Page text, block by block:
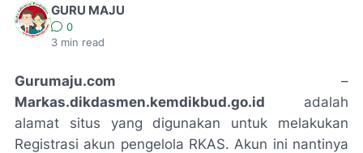
GURU MAJU
0
3 min read
Gurumaju.com –
Markas.dikdasmen.kemdikbud.go.id adalah
alamat situs yang digunakan untuk melakukan
Registrasi akun pengelola RKAS. Akun ini nantinya